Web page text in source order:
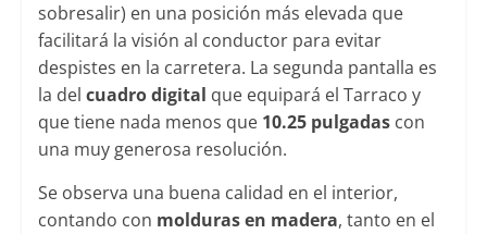
sobresalir) en una posición más elevada que
facilitará la visión al conductor para evitar
despistes en la carretera. La segunda pantalla es
la del cuadro digital que equipará el Tarraco y
que tiene nada menos que 10.25 pulgadascon
una muy generosa resolución.
Se observa una buena calidad en el interior,
contando con molduras en madera, tanto en el